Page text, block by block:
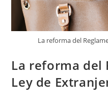
La reforma del
La reforma del
Ley de